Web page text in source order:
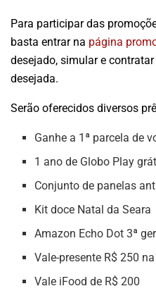
Para participar das
basta entrar na página
desejado, simular e
desejada.
Serão oferecidos diversos
Ganhe a 1ª parcela de
1 ano de Globo Play
Conjunto de panelas
Kit doce Natal da Seara
Amazon Echo Dot 3ª
Vale-presente R$ 250
Vale iFood de R$ 200